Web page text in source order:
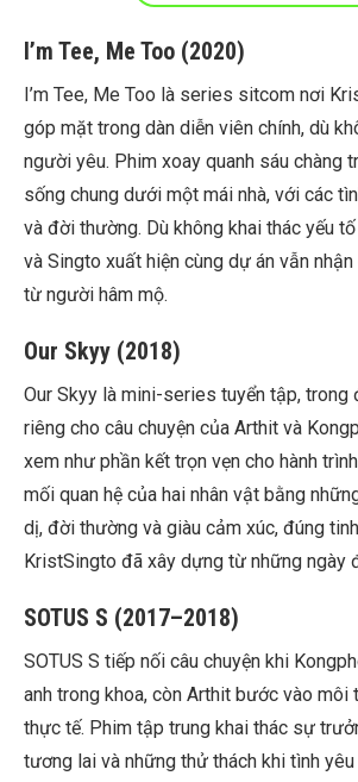
I’m Tee, Me Too (2020)
I’m Tee, Me Too là series sitcom nơi
góp mặt trong dàn diễn viên chính, dù
người yêu. Phim xoay quanh sáu chàng
sống chung dưới một mái nhà, với các
và đời thường. Dù không khai thác yếu
và Singto xuất hiện cùng dự án vẫn
từ người hâm mộ.
Our Skyy (2018)
Our Skyy là mini-series tuyển tập, trong
riêng cho câu chuyện của Arthit và
xem như phần kết trọn vẹn cho hành
mối quan hệ của hai nhân vật bằng
dị, đời thường và giàu cảm xúc, đúng
KristSingto đã xây dựng từ những ngày
SOTUS S (2017–2018)
SOTUS S tiếp nối câu chuyện khi
anh trong khoa, còn Arthit bước vào môi
thực tế. Phim tập trung khai thác sự
tương lai và những thử thách khi tình